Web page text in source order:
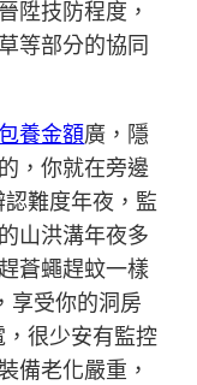
陞技防程度，
等部分的協同
養金額廣，隱
，你就在旁邊
難度年夜，監
山洪溝年夜多
蒼蠅趕蚊一樣
享受你的洞房
很少安有監控
備老化嚴重，